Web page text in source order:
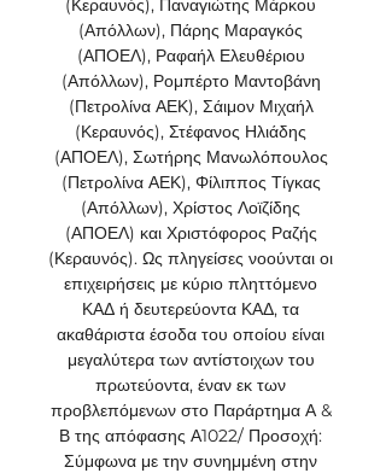
(Κεραυνός), Παναγιώτης Μάρκου
(Απόλλων), Πάρης Μαραγκός
(ΑΠΟΕΛ), Ραφαήλ Ελευθέριου
(Απόλλων), Ρομπέρτο Μαντοβάνη
(Πετρολίνα ΑΕΚ), Σάιμον Μιχαήλ
(Κεραυνός), Στέφανος Ηλιάδης
(ΑΠΟΕΛ), Σωτήρης Μανωλόπουλος
(Πετρολίνα ΑΕΚ), Φίλιππος Τίγκας
(Απόλλων), Χρίστος Λοϊζίδης
(ΑΠΟΕΛ) και Χριστόφορος Ραζής
(Κεραυνός). Ως πληγείσες νοούνται οι
επιχειρήσεις με κύριο πληττόμενο
ΚΑΔ ή δευτερεύοντα ΚΑΔ, τα
ακαθάριστα έσοδα του οποίου είναι
μεγαλύτερα των αντίστοιχων του
πρωτεύοντα, έναν εκ των
προβλεπόμενων στο Παράρτημα Α &
Β της απόφασης Α1022/ Προσοχή:
Σύμφωνα με την συνημμένη στην